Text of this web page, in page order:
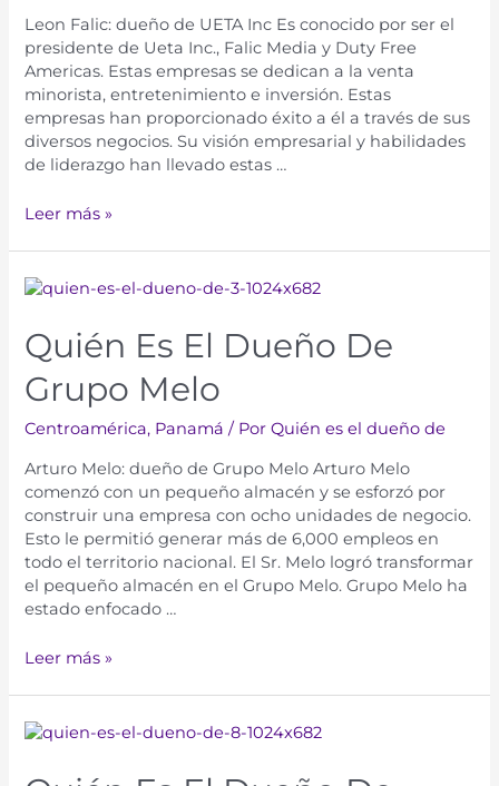
Leon Falic: dueño de UETA Inc Es conocido por ser el
presidente de Ueta Inc., Falic Media y Duty Free
Americas. Estas empresas se dedican a la venta
minorista, entretenimiento e inversión. Estas
empresas han proporcionado éxito a él a través de sus
diversos negocios. Su visión empresarial y habilidades
de liderazgo han llevado estas …
Leer más »
Quién Es El Dueño De
Grupo Melo
Centroamérica, Panamá / PorQuién es el dueño de
Arturo Melo: dueño de Grupo Melo Arturo Melo
comenzó con un pequeño almacén y se esforzó por
construir una empresa con ocho unidades de negocio.
Esto le permitió generar más de 6,000 empleos en
todo el territorio nacional. El Sr. Melo logró transformar
el pequeño almacén en el Grupo Melo. Grupo Melo ha
estado enfocado …
Leer más »